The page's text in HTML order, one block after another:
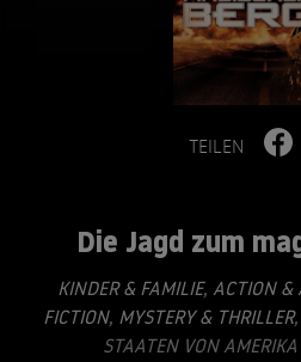
TEILEN
Die Jagd zum
KINDER & FAMILIE, ACTION &
FICTION, MYSTERY & THRILLER,
STAATEN VON